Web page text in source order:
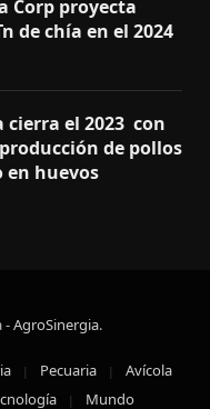
Corp proyecta
de chía en el 2024
cierra el 2023 con
de pollos
en huevos
-AgroSinergia.
Pecuaria
Avícola
Mundo